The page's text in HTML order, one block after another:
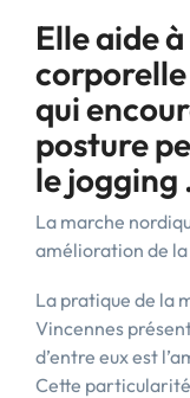
Elle aide
qui
posture
le jogging
La marche
amélioration de
La pratique de la
Vincennes
d’entre eux est
Cette